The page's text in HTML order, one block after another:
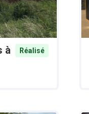
à
Réalisé